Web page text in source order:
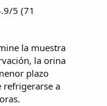
5 (71
la muestra
la orina
plazo
refrigerarse a